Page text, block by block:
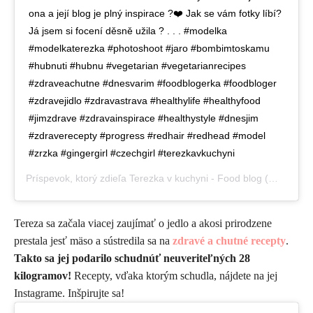
ona a její blog je plný inspirace ?❤️ Jak se vám fotky líbí?
Já jsem si focení děsně užila ? . . . #modelka
#modelkaterezka #photoshoot #jaro #bombimtoskamu
#hubnuti #hubnu #vegetarian #vegetarianrecipes
#zdraveachutne #dnesvarim #foodblogerka #foodbloger
#zdravejidlo #zdravastrava #healthylife #healthyfood
#jimzdrave #zdravainspirace #healthystyle #dnesjim
#zdraverecepty #progress #redhair #redhead #model
#zrzka #gingergirl #czechgirl #terezkavkuchyni
Príspevok, ktorý zdieľa Terezka v kuchyni - Food blog (@terezka_v_kuchyni),
Tereza sa začala viacej zaujímať o jedlo a akosi prirodzene
prestala jesť mäso a sústredila sa na zdravé a chutné recepty.
Takto sa jej podarilo schudnúť neuveriteľných 28
kilogramov! Recepty, vďaka ktorým schudla, nájdete na jej
Instagrame. Inšpirujte sa!